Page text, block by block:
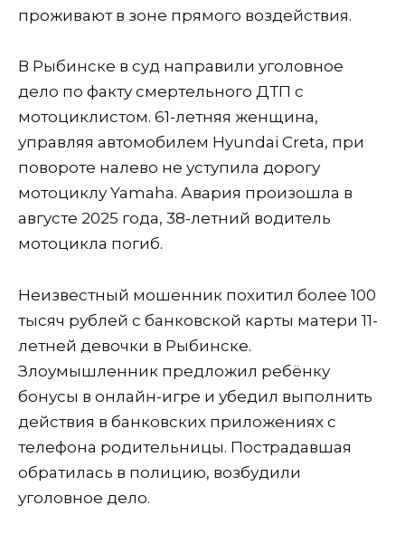
проживают в зоне прямого воздействия.
В Рыбинске в суд направили уголовное
дело по факту смертельного ДТП с
мотоциклистом. 61-летняя женщина,
управляя автомобилем Hyundai Creta, при
повороте налево не уступила дорогу
мотоциклу Yamaha. Авария произошла в
августе 2025 года, 38-летний водитель
мотоцикла погиб.
Неизвестный мошенник похитил более 100
тысяч рублей с банковской карты матери 11-
летней девочки в Рыбинске.
Злоумышленник предложил ребёнку
бонусы в онлайн-игре и убедил выполнить
действия в банковских приложениях с
телефона родительницы. Пострадавшая
обратилась в полицию, возбудили
уголовное дело.